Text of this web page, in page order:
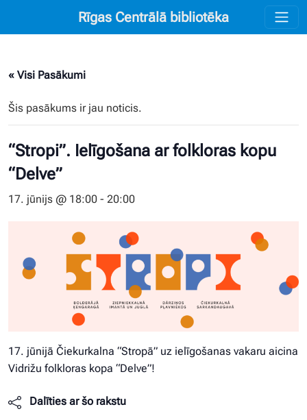
Rīgas Centrālā bibliotēka
« Visi Pasākumi
Šis pasākums ir jau noticis.
“Stropi”. Ielīgošana ar folkloras kopu
“Delve”
17. jūnijs @ 18:00 - 20:00
17. jūnijā Čiekurkalna “Stropā” uz ielīgošanas vakaru aicina
Vidrižu folkloras kopa “Delve”!
Dalīties ar šo rakstu